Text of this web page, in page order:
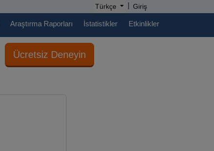
Türkçe | Giriş
Araştırma Raporları İstatistikler Etkinlikler
Ücretsiz Deneyin